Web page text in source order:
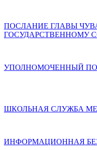
ПОСЛАНИЕ ГЛАВЫ
ГОСУДАРСТВЕННОМУ
УПОЛНОМОЧЕННЫЙ ПО
ШКОЛЬНАЯ СЛУЖБА
ИНФОРМАЦИОННАЯ